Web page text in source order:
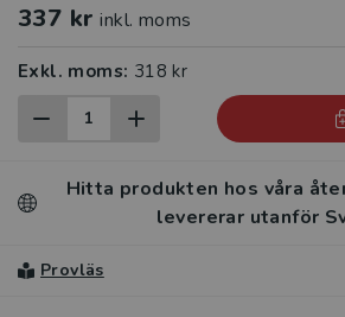
337 kr inkl. moms
Exkl. moms: 318 kr
Hitta produkten hos våra
levererar utanför
Provläs